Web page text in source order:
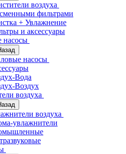
воздуха
фильтрами
+ Увлажнение
и аксессуары
насосы
насосы
Вода
Воздух
воздуха
воздуха
увлажнители